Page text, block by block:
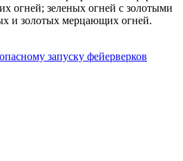
огней; зеленых огней с золотыми
и золотых мерцающих огней.
запуску фейерверков